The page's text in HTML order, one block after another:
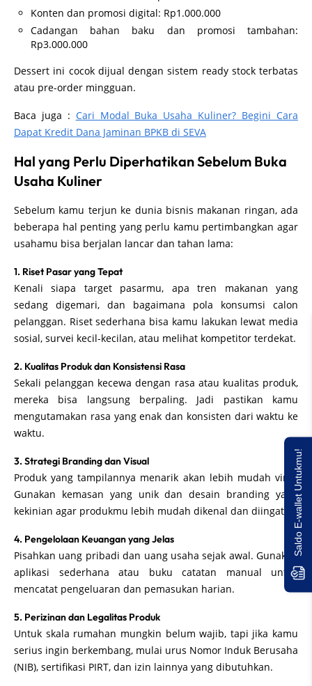
Konten dan promosi digital: Rp1.000.000
Cadangan bahan baku dan promosi tambahan:
Rp3.000.000
Dessert ini cocok dijual dengan sistem ready stock terbatas
atau pre-order mingguan.
Baca juga : Cari Modal Buka Usaha Kuliner? Begini Cara
Dapat Kredit Dana Jaminan BPKB di SEVA
Hal yang Perlu Diperhatikan Sebelum Buka
Usaha Kuliner
Sebelum kamu terjun ke dunia bisnis makanan ringan, ada
beberapa hal penting yang perlu kamu pertimbangkan agar
usahamu bisa berjalan lancar dan tahan lama:
1. Riset Pasar yang Tepat
Kenali siapa target pasarmu, apa tren makanan yang
sedang digemari, dan bagaimana pola konsumsi calon
pelanggan. Riset sederhana bisa kamu lakukan lewat media
sosial, survei kecil-kecilan, atau melihat kompetitor terdekat.
2. Kualitas Produk dan Konsistensi Rasa
Sekali pelanggan kecewa dengan rasa atau kualitas produk,
mereka bisa langsung berpaling. Jadi pastikan kamu
mengutamakan rasa yang enak dan konsisten dari waktu ke
waktu.
3. Strategi Branding dan Visual
Produk yang tampilannya menarik akan lebih mudah viral.
Gunakan kemasan yang unik dan desain branding yang
kekinian agar produkmu lebih mudah dikenal dan diingat.
4. Pengelolaan Keuangan yang Jelas
Pisahkan uang pribadi dan uang usaha sejak awal. Gunakan
aplikasi sederhana atau buku catatan manual untuk
mencatat pengeluaran dan pemasukan harian.
5. Perizinan dan Legalitas Produk
Untuk skala rumahan mungkin belum wajib, tapi jika kamu
serius ingin berkembang, mulai urus Nomor Induk Berusaha
(NIB), sertifikasi PIRT, dan izin lainnya yang dibutuhkan.
Saldo E-wallet Untukmu!